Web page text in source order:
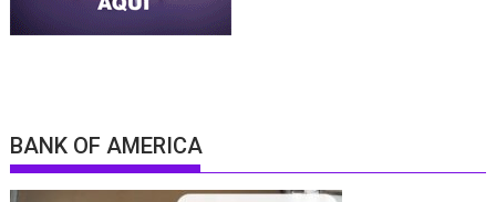
BANK OF AMERICA